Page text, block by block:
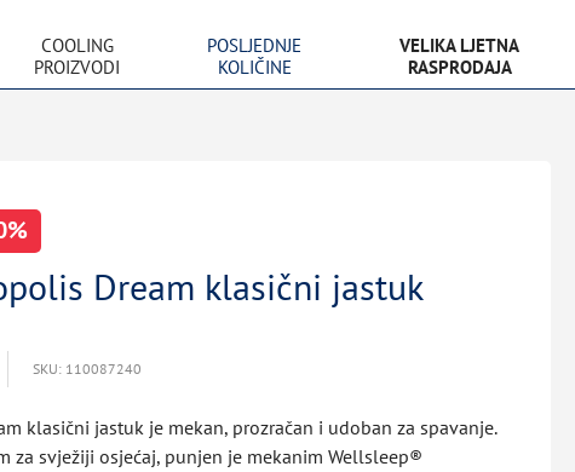
COOLING
PROIZVODI
POSLJEDNJE
KOLIČINE
VELIKA LJETNA
RASPRODAJA
Dream klasični jastuk
SKU: 110087240
klasični jastuk je mekan, prozračan i udoban za spavanje.
za svježiji osjećaj, punjen je mekanim Wellsleep®